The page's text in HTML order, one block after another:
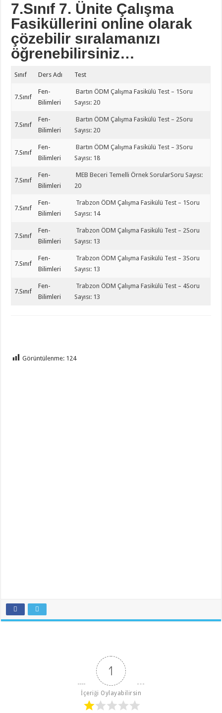
7.Sınıf 7. Ünite Çalışma
Fasiküllerini online olarak
çözebilir sıralamanızı
öğrenebilirsiniz…
Sınıf Ders Adı Test
7.Sınıf
Fen-
Bilimleri
Bartın ÖDM Çalışma Fasikülü Test – 1Soru
Sayısı: 20
7.Sınıf
Fen-
Bilimleri
Bartın ÖDM Çalışma Fasikülü Test – 2Soru
Sayısı: 20
7.Sınıf
Fen-
Bilimleri
Bartın ÖDM Çalışma Fasikülü Test – 3Soru
Sayısı: 18
7.Sınıf
Fen-
Bilimleri
MEB Beceri Temelli Örnek SorularSoru Sayısı:
20
7.Sınıf
Fen-
Bilimleri
Trabzon ÖDM Çalışma Fasikülü Test – 1Soru
Sayısı: 14
7.Sınıf
Fen-
Bilimleri
Trabzon ÖDM Çalışma Fasikülü Test – 2Soru
Sayısı: 13
7.Sınıf
Fen-
Bilimleri
Trabzon ÖDM Çalışma Fasikülü Test – 3Soru
Sayısı: 13
7.Sınıf
Fen-
Bilimleri
Trabzon ÖDM Çalışma Fasikülü Test – 4Soru
Sayısı: 13
Görüntülenme: 124
1
İçeriği Oylayabilirsin